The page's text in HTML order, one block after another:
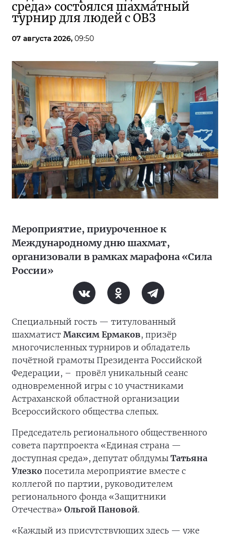
среда» состоялся шахматный
турнир для людей с ОВЗ
07 августа 2026, 09:50
Мероприятие, приуроченное к
Международному дню шахмат,
организовали в рамках марафона «Сила
России»
Специальный гость — титулованный
шахматист Максим Ермаков, призёр
многочисленных турниров и обладатель
почётной грамоты Президента Российской
Федерации, – провёл уникальный сеанс
одновременной игры с 10 участниками
Астраханской областной организации
Всероссийского общества слепых.
Председатель регионального общественного
совета партпроекта «Единая страна —
доступная среда», депутат облдумы Татьяна
Улезко посетила мероприятие вместе с
коллегой по партии, руководителем
регионального фонда «Защитники
Отечества» Ольгой Пановой.
«Каждый из присутствующих здесь — уже